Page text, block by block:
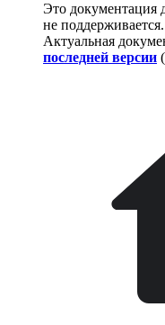
Это документация
не поддерживается.
Актуальная
последней версии (